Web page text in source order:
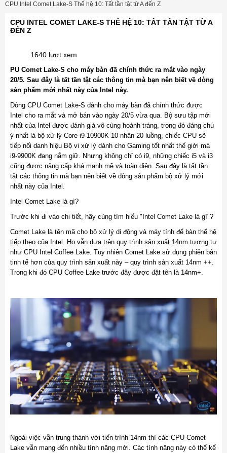
CPU Intel Comet Lake-S Thế hệ 10: Tất tần tật từ A đến Z
CPU INTEL COMET LAKE-S THẾ HỆ 10: TẤT TẦN TẬT TỪ A
ĐẾN Z
1640 lượt xem
PU Comet Lake-S cho máy bàn đã chính thức ra mắt vào ngày
20/5. Sau đây là tất tần tật các thông tin mà bạn nên biết về dòng
sản phẩm mới nhất này của Intel này.
Dòng CPU Comet Lake-S dành cho máy bàn đã chính thức được
Intel cho ra mắt và mở bán vào ngày 20/5 vừa qua. Bộ sưu tập mới
nhất của Intel được đánh giá vô cùng hoành tráng, trong đó đáng chú
ý nhất là bộ xử lý Core i9-10900K 10 nhân 20 luồng, chiếc CPU sẽ
tiếp nối danh hiệu Bộ vi xử lý dành cho Gaming tốt nhất thế giới mà
i9-9900K đang nắm giữ. Nhưng không chỉ có i9, những chiếc i5 và i3
cũng được nâng cấp khá mạnh mẽ và toàn diện. Sau đây là tất tần
tật các thông tin mà bạn nên biết về dòng sản phẩm bộ xử lý mới
nhất này của Intel.
Intel Comet Lake là gì?
Trước khi đi vào chi tiết, hãy cùng tìm hiểu "Intel Comet Lake là gì"?
Comet Lake là tên mã cho bộ xử lý di động và máy tính để bàn thế hệ
tiếp theo của Intel. Họ vẫn dựa trên quy trình sản xuất 14nm tương tự
như CPU Intel Coffee Lake. Tuy nhiên Comet Lake sử dụng phiên bản
tinh tế hơn của quy trình sản xuất này – quy trình sản xuất 14nm ++.
Trong khi đó CPU Coffee Lake trước đây được đặt tên là 14nm+.
Ngoài việc vẫn trung thành với tiến trình 14nm thì các CPU Comet
Lake vẫn mang đến nhiều tính năng mới. Các tính năng này có thể kể